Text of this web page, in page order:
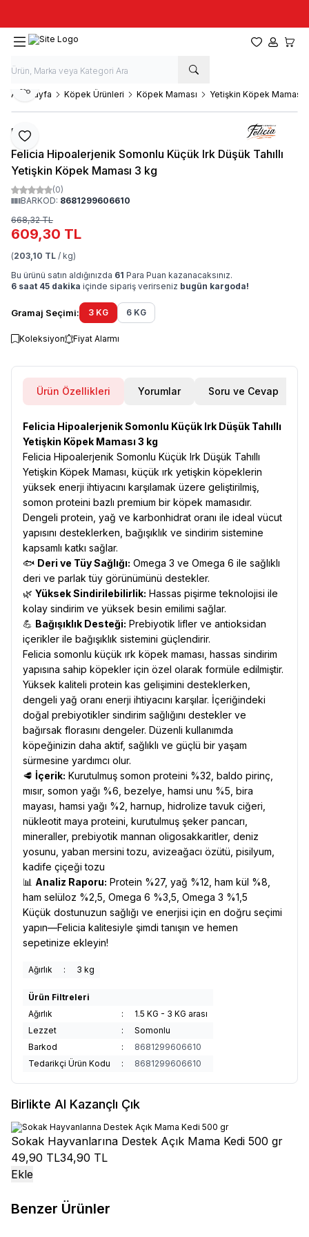
Favorilerim
Hesabım
Ana Sayfa Köpek Ürünleri Köpek Maması Yetişkin Köpek Maması
Favoriye Ekle
Paylaş
Felicia
Felicia Hipoalerjenik Somonlu Küçük Irk Düşük Tahıllı
Yetişkin Köpek Maması 3 kg
(0)
BARKOD: 8681299606610
668,32TL
609,30 TL
(203,10 TL / kg)
Bu ürünü satın aldığınızda 61 Para Puan kazanacaksınız.
6 saat 45 dakika içinde sipariş verirseniz bugün kargoda!
Gramaj Seçimi: 3 KG 6 KG
Koleksiyon Fiyat Alarmı
Ürün Özellikleri Yorumlar Soru ve Cevap
Felicia Hipoalerjenik Somonlu Küçük Irk Düşük Tahıllı
Yetişkin Köpek Maması 3 kg
Felicia Hipoalerjenik Somonlu Küçük Irk Düşük Tahıllı
Yetişkin Köpek Maması, küçük ırk yetişkin köpeklerin
yüksek enerji ihtiyacını karşılamak üzere geliştirilmiş,
somon proteini bazlı premium bir köpek mamasıdır.
Dengeli protein, yağ ve karbonhidrat oranı ile ideal vücut
yapısını desteklerken, bağışıklık ve sindirim sistemine
kapsamlı katkı sağlar.
🐟 Deri ve Tüy Sağlığı: Omega 3 ve Omega 6 ile sağlıklı
deri ve parlak tüy görünümünü destekler.
🌿 Yüksek Sindirilebilirlik: Hassas pişirme teknolojisi ile
kolay sindirim ve yüksek besin emilimi sağlar.
💪 Bağışıklık Desteği: Prebiyotik lifler ve antioksidan
içerikler ile bağışıklık sistemini güçlendirir.
Felicia somonlu küçük ırk köpek maması, hassas sindirim
yapısına sahip köpekler için özel olarak formüle edilmiştir.
Yüksek kaliteli protein kas gelişimini desteklerken,
dengeli yağ oranı enerji ihtiyacını karşılar. İçeriğindeki
doğal prebiyotikler sindirim sağlığını destekler ve
bağırsak florasını dengeler. Düzenli kullanımda
köpeğinizin daha aktif, sağlıklı ve güçlü bir yaşam
sürmesine yardımcı olur.
🥩 İçerik: Kurutulmuş somon proteini %32, baldo pirinç,
mısır, somon yağı %6, bezelye, hamsi unu %5, bira
mayası, hamsi yağı %2, harnup, hidrolize tavuk ciğeri,
nükleotit maya proteini, kurutulmuş şeker pancarı,
mineraller, prebiyotik mannan oligosakkaritler, deniz
yosunu, yaban mersini tozu, avizeağacı özütü, pisilyum,
kadife çiçeği tozu
📊 Analiz Raporu: Protein %27, yağ %12, ham kül %8,
ham selüloz %2,5, Omega 6 %3,5, Omega 3 %1,5
Küçük dostunuzun sağlığı ve enerjisi için en doğru seçimi
yapın—Felicia kalitesiyle şimdi tanışın ve hemen
sepetinize ekleyin!
Ağırlık : 3 kg
Ürün Filtreleri
Ağırlık
:
1.5 KG - 3 KG arası
Lezzet
:
Somonlu
Barkod
:
8681299606610
Tedarikçi Ürün Kodu
: 8681299606610
Birlikte Al Kazançlı Çık
Sokak Hayvanlarına Destek Açık Mama Kedi 500 gr
49,90 TL34,90 TL
Ekle
Benzer Ürünler